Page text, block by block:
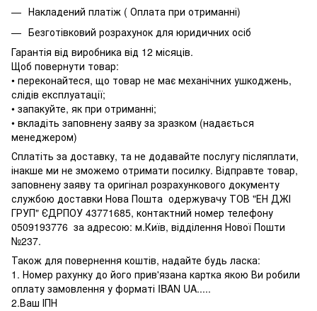
Накладений платіж ( Оплата при отриманні)
Безготівковий розрахунок для юридичних осіб
Гарантія від виробника від 12 місяців.
Щоб повернути товар:
• переконайтеся, що товар не має механічних ушкоджень,
слідів експлуатації;
• запакуйте, як при отриманні;
• вкладіть заповнену заяву за зразком (надається
менеджером)
Сплатіть за доставку, та не додавайте послугу післяплати,
інакше ми не зможемо отримати посилку. Відправте товар,
заповнену заяву та оригінал розрахункового документу
службою доставки Нова Пошта одержувачу ТОВ "ЕН ДЖІ
ГРУП" ЄДРПОУ 43771685, контактний номер телефону
0509193776 за адресою: м.Київ, відділення Нової Пошти
№237.
Також для повернення коштів, надайте будь ласка:
1. Номер рахунку до його прив'язана картка якою Ви робили
оплату замовлення у форматі IBAN UA.....
2.Ваш ІПН